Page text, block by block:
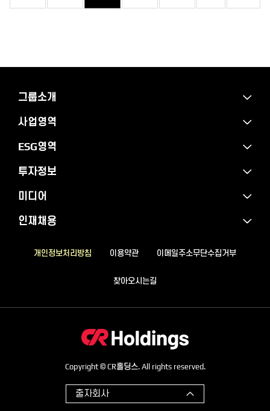
그룹소개
사업영역
ESG영역
투자정보
미디어
인재채용
개인정보처리방침 이용약관 이메일주소무단수집거부
찾아오시는길
Copyright © CR홀딩스. All rights reserved.
출자회사